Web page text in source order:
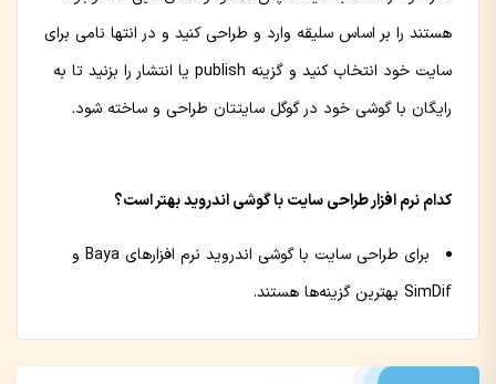
هستند را بر اساس سلیقه وارد و طراحی کنید و در انتها نامی برای
سایت خود انتخاب کنید و گزینه publish یا انتشار را بزنید تا به
رایگان با گوشی خود در گوگل سایتتان طراحی و ساخته شود.
کدام نرم افزار طراحی سایت با گوشی اندروید بهتر است؟
برای طراحی سایت با گوشی اندروید نرم افزارهای Baya و
SimDif بهترین گزینه‌ها هستند.